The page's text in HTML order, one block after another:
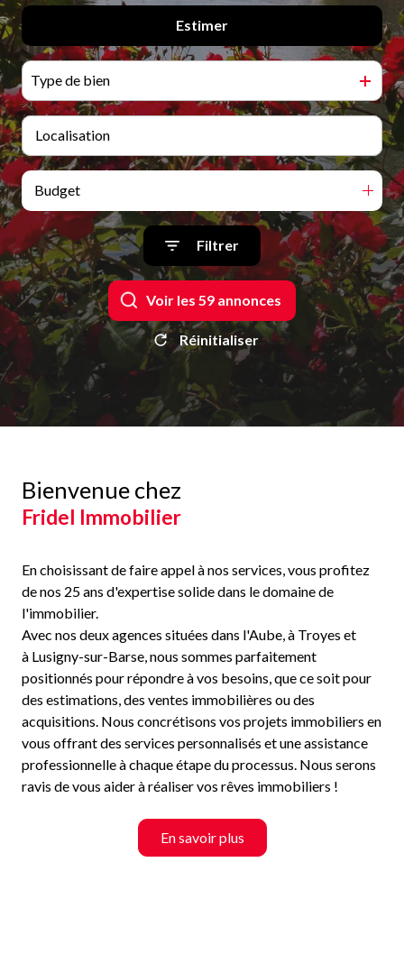
sommes-
nous
Blog
De l'immo pro
Estimer
Type de bien
Budget
Filtrer
Voir les 59 annonces
Réinitialiser
Bienvenue chez
Fridel Immobilier
En choisissant de faire appel à nos services, vous profitez
de nos 25 ans d'expertise solide dans le domaine de
l'immobilier.
Avec nos deux agences situées dans l'Aube, à Troyes et
à Lusigny-sur-Barse, nous sommes parfaitement
positionnés pour répondre à vos besoins, que ce soit pour
des estimations, des ventes immobilières ou des
acquisitions. Nous concrétisons vos projets immobiliers en
vous offrant des services personnalisés et une assistance
professionnelle à chaque étape du processus. Nous serons
ravis de vous aider à réaliser vos rêves immobiliers !
En savoir plus